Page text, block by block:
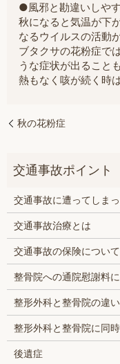
●風邪と勘違いしや
秋になると気温が下
なるウイルスの活動
ブタクサの花粉症で
うな症状が出ること
熱もなく咳が続く時
秋の花粉症
交通事故に遭ってしま
交通事故治療とは
交通事故の保険について
整骨院への通院慰謝料
整形外科と整骨院の違い
整形外科と整骨院に同
後遺症